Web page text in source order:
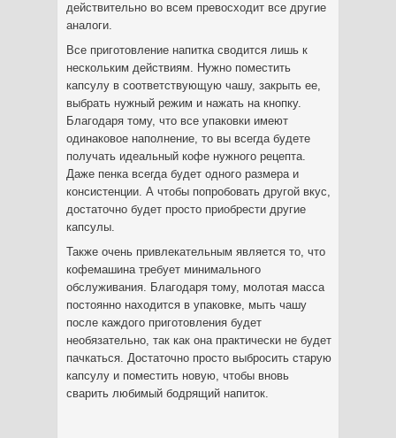
действительно во всем превосходит все другие
аналоги.
Все приготовление напитка сводится лишь к
нескольким действиям. Нужно поместить
капсулу в соответствующую чашу, закрыть ее,
выбрать нужный режим и нажать на кнопку.
Благодаря тому, что все упаковки имеют
одинаковое наполнение, то вы всегда будете
получать идеальный кофе нужного рецепта.
Даже пенка всегда будет одного размера и
консистенции. А чтобы попробовать другой вкус,
достаточно будет просто приобрести другие
капсулы.
Также очень привлекательным является то, что
кофемашина требует минимального
обслуживания. Благодаря тому, молотая масса
постоянно находится в упаковке, мыть чашу
после каждого приготовления будет
необязательно, так как она практически не будет
пачкаться. Достаточно просто выбросить старую
капсулу и поместить новую, чтобы вновь
сварить любимый бодрящий напиток.